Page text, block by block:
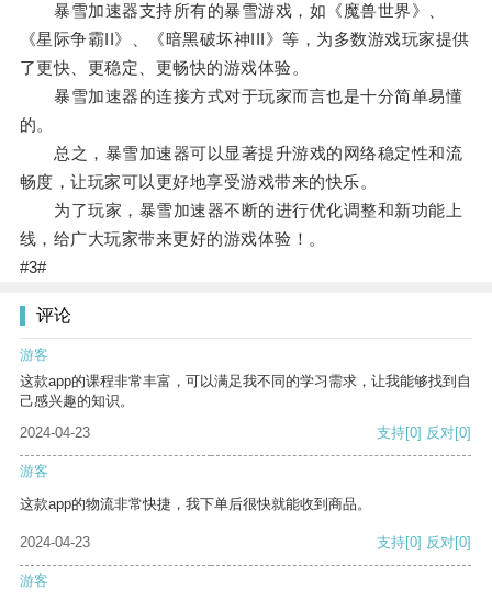
暴雪加速器支持所有的暴雪游戏，如《魔兽世界》、
《星际争霸II》、《暗黑破坏神III》等，为多数游戏玩家提供
了更快、更稳定、更畅快的游戏体验。
暴雪加速器的连接方式对于玩家而言也是十分简单易懂
的。
总之，暴雪加速器可以显著提升游戏的网络稳定性和流
畅度，让玩家可以更好地享受游戏带来的快乐。
为了玩家，暴雪加速器不断的进行优化调整和新功能上
线，给广大玩家带来更好的游戏体验！。
#3#
评论
游客
这款app的课程非常丰富，可以满足我不同的学习需求，让我能够找到自
己感兴趣的知识。
2024-04-23
支持[0] 反对[0]
游客
这款app的物流非常快捷，我下单后很快就能收到商品。
2024-04-23 支持[0] 反对[0]
游客